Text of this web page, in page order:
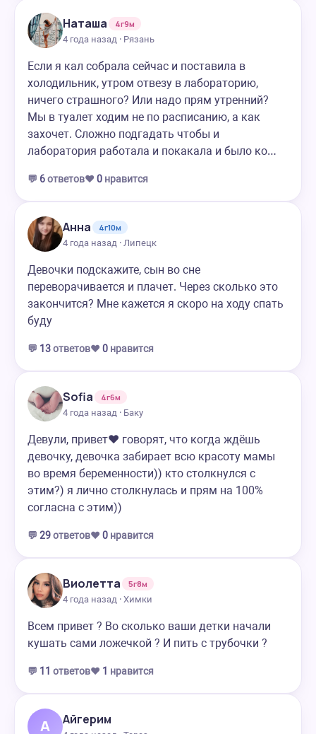
Наташа
4г9м
4 года назад · Рязань
Если я кал собрала сейчас и поставила в
холодильник, утром отвезу в лабораторию,
ничего страшного? Или надо прям утренний?
Мы в туалет ходим не по расписанию, а как
захочет. Сложно подгадать чтобы и
лаборатория работала и покакала и было ко…
💬 6ответов❤️ 0 нравится
Анна
4г10м
4 года назад · Липецк
Девочки подскажите, сын во сне
переворачивается и плачет. Через сколько это
закончится? Мне кажется я скоро на ходу спать
буду
💬 13ответов❤️ 0 нравится
Sofia
4г6м
4 года назад · Баку
Девули, привет❤️ говорят, что когда ждёшь
девочку, девочка забирает всю красоту мамы
во время беременности)) кто столкнулся с
этим?) я лично столкнулась и прям на 100%
согласна с этим))
💬 29ответов❤️ 0 нравится
Виолетта
5г8м
4 года назад · Химки
Всем привет ? Во сколько ваши детки начали
кушать сами ложечкой ? И пить с трубочки ?
💬 11 ответов❤️ 1 нравится
А Айгерим